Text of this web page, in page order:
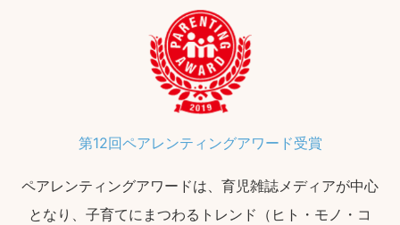
第12回ペアレンティングアワード受賞
ペアレンティングアワードは、育児雑誌メディアが中心
となり、子育てにまつわるトレンド（ヒト・モノ・コ